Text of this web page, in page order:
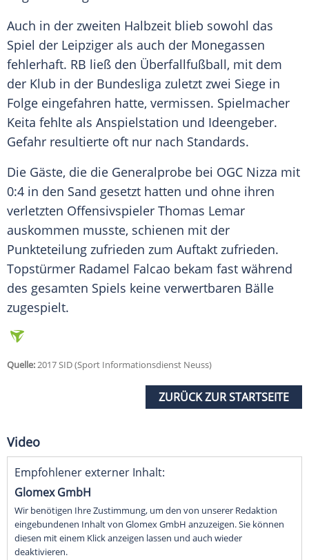
Auch in der zweiten Halbzeit blieb sowohl das
Spiel der Leipziger als auch der Monegassen
fehlerhaft. RB ließ den Überfallfußball, mit dem
der Klub in der Bundesliga zuletzt zwei Siege in
Folge eingefahren hatte, vermissen. Spielmacher
Keita fehlte als Anspielstation und Ideengeber.
Gefahr resultierte oft nur nach Standards.
Die Gäste, die die Generalprobe bei OGC Nizza mit
0:4 in den Sand gesetzt hatten und ohne ihren
verletzten Offensivspieler Thomas Lemar
auskommen musste, schienen mit der
Punkteteilung zufrieden zum Auftakt zufrieden.
Topstürmer Radamel Falcao bekam fast während
des gesamten Spiels keine verwertbaren Bälle
zugespielt.
Quelle:2017 SID (Sport Informationsdienst Neuss)
ZURÜCK ZUR STARTSEITE
Video
Empfohlener externer Inhalt:
Glomex GmbH
Wir benötigen Ihre Zustimmung, um den von unserer Redaktion
eingebundenen Inhalt von Glomex GmbH anzuzeigen. Sie können
diesen mit einem Klick anzeigen lassen und auch wieder
deaktivieren.